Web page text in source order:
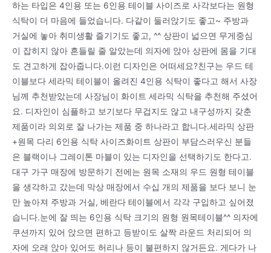
하는 타입은 4인용 또는 6인용 테이블 사이즈로 사각보다는 원형
식탁이 더 마음에 들었습니다. 다같이 둘러앉기도 좋고~ 주방과
거실에 놓아 취미생활 즐기기도 좋고, ^^ 상판이 넓으면 무게중심
이 잡히지 않아 흔들릴 줄 알았는데 의자에 앉아 상판에 몸을 기대
도 견고하게 잡아줍니다.이런 디자인은 어떠세요?친구는 우드 테
이블보다 세라믹 테이블이 올려진 4인용 식탁이 좋다고 해서 사장
님께 추천받았는데 사장님이 화이트 세라믹 식탁을 추천해 주셨어
요. 디자인이 심플하고 보기보다 무겁지도 않고 내구성까지 갖춘
제품이라 의외로 잘 나가는 제품 중 하나라고 합니다.세라믹 상판
+원목 다리 6인용 식탁 사이즈화이트 상판이 부담스러우신 분들
은 블랙이나 그레이톤 마블이 있는 디자인을 선택하기도 한다고.
대구 가구 매장에 방문하기 전에는 원목 소재의 우드 원형 테이블
을 생각하고 갔는데 막상 매장에서 수십 개의 제품을 보다 보니 눈
만 높아져 주방과 거실, 베란다 테이블에서 각각 구입하고 싶어졌
습니다.눈에 잘 띄는 6인용 식탁 크기의 원형 원목테이블^^ 의자에
쿠션까지 있어 앉으면 편하고 등받이도 살짝 라운드 처리되어 의
자에 오래 앉아 있어도 허리나 등이 불편하지 않거든요. 게다가 나